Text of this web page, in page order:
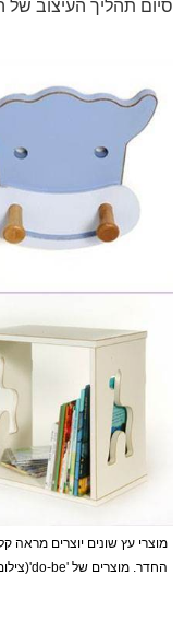
סיום תהליך העיצוב של
מוצרי עץ שונים יוצרים מראה
החדר. מוצרים של 'do-be'(צילום: יח'צ)